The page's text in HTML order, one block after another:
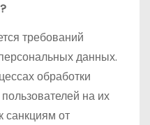
требований
данных.
обработки
на их
санкциям от